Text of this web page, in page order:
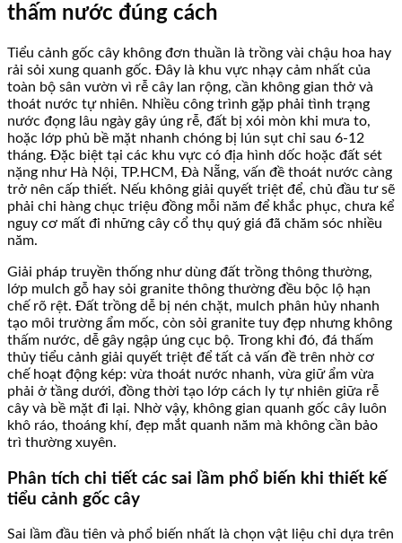
thấm nước đúng cách
Tiểu cảnh gốc cây không đơn thuần là trồng vài chậu hoa hay
rải sỏi xung quanh gốc. Đây là khu vực nhạy cảm nhất của
toàn bộ sân vườn vì rễ cây lan rộng, cần không gian thở và
thoát nước tự nhiên. Nhiều công trình gặp phải tình trạng
nước đọng lâu ngày gây úng rễ, đất bị xói mòn khi mưa to,
hoặc lớp phủ bề mặt nhanh chóng bị lún sụt chỉ sau 6-12
tháng. Đặc biệt tại các khu vực có địa hình dốc hoặc đất sét
nặng như Hà Nội, TP.HCM, Đà Nẵng, vấn đề thoát nước càng
trở nên cấp thiết. Nếu không giải quyết triệt để, chủ đầu tư sẽ
phải chi hàng chục triệu đồng mỗi năm để khắc phục, chưa kể
nguy cơ mất đi những cây cổ thụ quý giá đã chăm sóc nhiều
năm.
Giải pháp truyền thống như dùng đất trồng thông thường,
lớp mulch gỗ hay sỏi granite thông thường đều bộc lộ hạn
chế rõ rệt. Đất trồng dễ bị nén chặt, mulch phân hủy nhanh
tạo môi trường ẩm mốc, còn sỏi granite tuy đẹp nhưng không
thấm nước, dễ gây ngập úng cục bộ. Trong khi đó, đá thấm
thủy tiểu cảnh giải quyết triệt để tất cả vấn đề trên nhờ cơ
chế hoạt động kép: vừa thoát nước nhanh, vừa giữ ẩm vừa
phải ở tầng dưới, đồng thời tạo lớp cách ly tự nhiên giữa rễ
cây và bề mặt đi lại. Nhờ vậy, không gian quanh gốc cây luôn
khô ráo, thoáng khí, đẹp mắt quanh năm mà không cần bảo
trì thường xuyên.
Phân tích chi tiết các sai lầm phổ biến khi thiết kế
tiểu cảnh gốc cây
Sai lầm đầu tiên và phổ biến nhất là chọn vật liệu chỉ dựa trên